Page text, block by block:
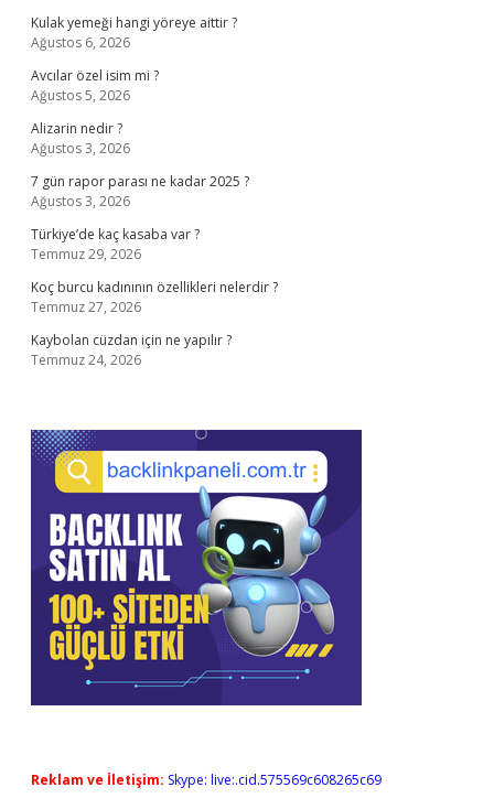
Kulak yemeği hangi yöreye aittir ?
Ağustos 6, 2026
Avcılar özel isim mi ?
Ağustos 5, 2026
Alizarin nedir ?
Ağustos 3, 2026
7 gün rapor parası ne kadar 2025 ?
Ağustos 3, 2026
Türkiye’de kaç kasaba var ?
Temmuz 29, 2026
Koç burcu kadınının özellikleri nelerdir ?
Temmuz 27, 2026
Kaybolan cüzdan için ne yapılır ?
Temmuz 24, 2026
Reklam ve İletişim: Skype: live:.cid.575569c608265c69